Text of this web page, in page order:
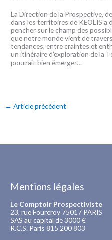
La Direction de la Prospective,
dans les territoires de KEOLIS a
pencher sur le champ des
que notre monde vient de
tendances, entre craintes et
un itinéraire d’exploration de la
pourrait bien émerger…
← Article précédent
Mentions légales
Le Comptoir Prospectiviste
23, rue Fourcroy 75017 PARIS
SAS au capital de 3000 €
R.C.S. Paris 815 200 803